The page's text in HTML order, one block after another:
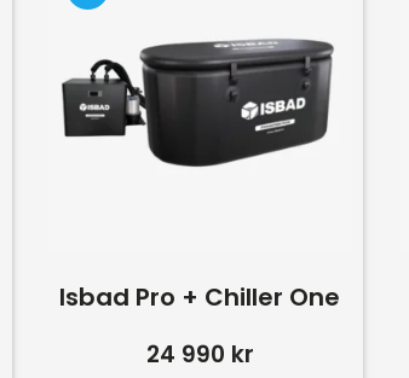
Isbad Pro + Chiller One
24 990 kr